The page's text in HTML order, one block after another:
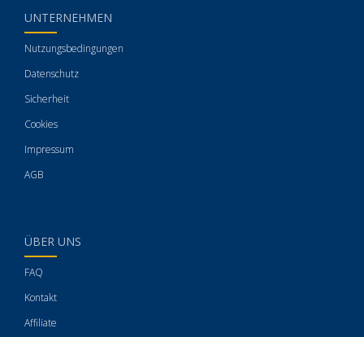
UNTERNEHMEN
Nutzungsbedingungen
Datenschutz
Sicherheit
Cookies
Impressum
AGB
ÜBER UNS
FAQ
Kontakt
Affiliate